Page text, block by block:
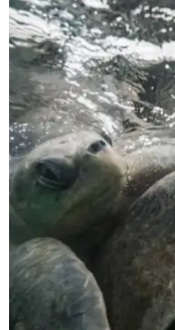
scuba_people_magazine